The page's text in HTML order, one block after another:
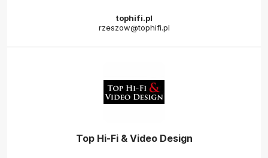
tophifi.pl
rzeszow@tophifi.pl
Top Hi-Fi & Video Design